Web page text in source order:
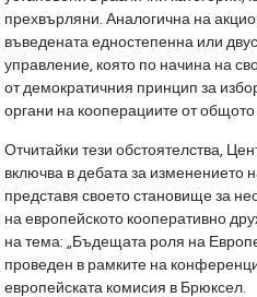
прехвърляни. Аналогична на
въведената едностепенна или
управление, която по начина на
от демократичния принцип за
органи на кооперациите от
Отчитайки тези обстоятелства,
включва в дебата за изменението
представя своето становище за
на европейското кооперативно
на тема: „Бъдещата роля на
проведен в рамките на
европейската комисия в Брюксел.